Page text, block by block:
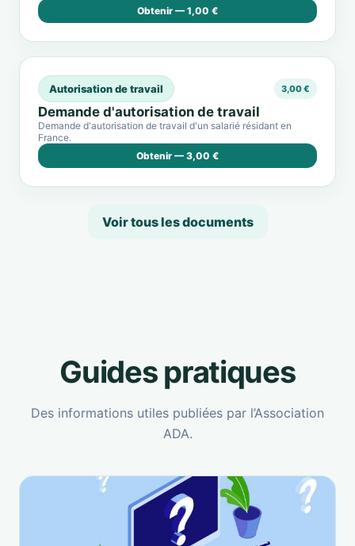
Obtenir — 1,00 €
Autorisation de travail 3,00 €
Demande d'autorisation de travail
Demande d'autorisation de travail d'un salarié résidant en
France.
Obtenir — 3,00 €
Voir tous les documents
Guides pratiques
Des informations utiles publiées par l’Association
ADA.